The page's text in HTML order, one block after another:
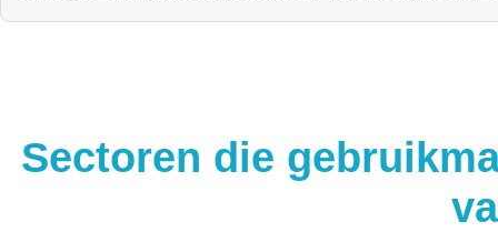
Sectoren die